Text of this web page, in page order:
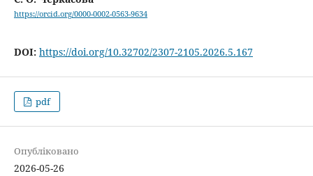
https://orcid.org/0000-0002-0563-9634
DOI: https://doi.org/10.32702/2307-2105.2026.5.167
pdf
Опубліковано
2026-05-26